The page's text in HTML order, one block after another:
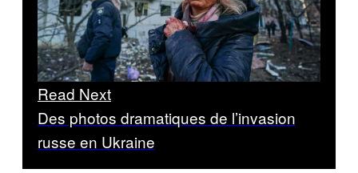
Read Next
Des photos dramatiques de l’invasion
russe en Ukraine